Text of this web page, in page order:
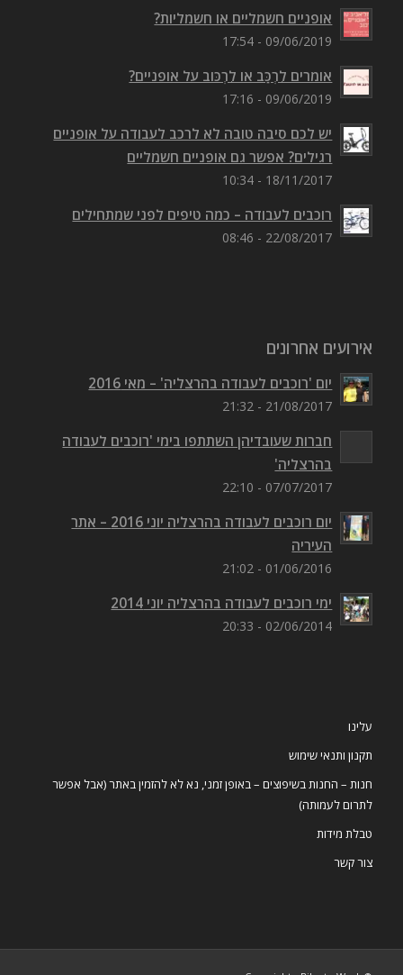
אופניים חשמליים או חשמליות?
09/06/2019 - 17:54
אומרים לִרְכַּב או לִרְכּוב על אופניים?
09/06/2019 - 17:16
יש לכם סיבה טובה לא לרכב לעבודה על אופניים
רגילים? אפשר גם אופניים חשמליים
18/11/2017 - 10:34
רוכבים לעבודה – כמה טיפים לפני שמתחילים
22/08/2017 - 08:46
אירועים אחרונים
יום 'רוכבים לעבודה בהרצליה' – מאי 2016
21/08/2017 - 21:32
חברות שעובדיהן השתתפו בימי 'רוכבים לעבודה
בהרצליה'
07/07/2017 - 22:10
יום רוכבים לעבודה בהרצליה יוני 2016 – אתר
העיריה
01/06/2016 - 21:02
ימי רוכבים לעבודה בהרצליה יוני 2014
02/06/2014 - 20:33
עלינו
תקנון ותנאי שימוש
חנות – החנות בשיפוצים – באופן זמני, נא לא להזמין באתר (אבל אפשר
לתרום לעמותה)
טבלת מידות
צור קשר